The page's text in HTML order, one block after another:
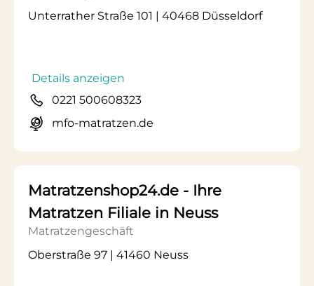
Unterrather Straße 101 | 40468 Düsseldorf
Details anzeigen
0221 500608323
mfo-matratzen.de
Matratzenshop24.de - Ihre
Matratzen Filiale in Neuss
Matratzengeschäft
Oberstraße 97 | 41460 Neuss